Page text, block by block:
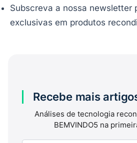
Subscreva a nossa newsletter
exclusivas em produtos
Recebe mais
Análises de tecnologia
BEMVINDO5 na